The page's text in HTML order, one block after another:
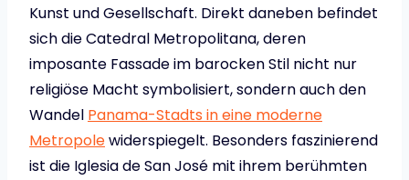
Kunst und Gesellschaft. Direkt daneben befindet
sich die Catedral Metropolitana, deren
imposante Fassade im barocken Stil nicht nur
religiöse Macht symbolisiert, sondern auch den
Wandel Panama-Stadts in eine moderne
Metropolewiderspiegelt. Besonders faszinierend
ist die Iglesia de San José mit ihrem berühmten